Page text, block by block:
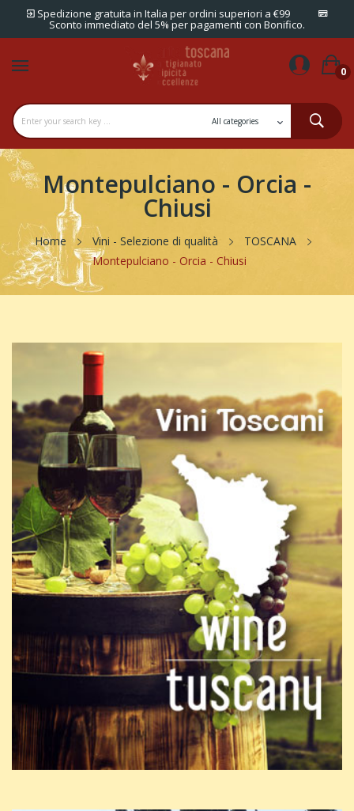
Spedizione gratuita in Italia per ordini superiori a €99
Sconto immediato del 5% per pagamenti con Bonifico.
0
Montepulciano - Orcia -
Chiusi
Home Vini - Selezione di qualità
TOSCANA
Montepulciano - Orcia - Chiusi